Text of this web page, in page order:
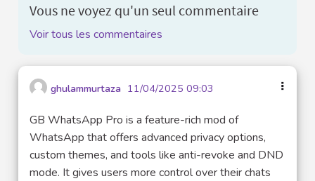
Vous ne voyez qu'un seul commentaire
Voir tous les commentaires
ghulammurtaza 11/04/2025 09:03
GB WhatsApp Pro is a feature-rich mod of
WhatsApp that offers advanced privacy options,
custom themes, and tools like anti-revoke and DND
mode. It gives users more control over their chats